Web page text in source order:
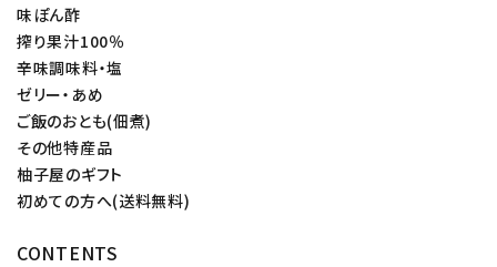
味ぽん酢
搾り果汁100％
辛味調味料・塩
ゼリー・あめ
ご飯のおとも(佃煮)
その他特産品
柚子屋のギフト
初めての方へ(送料無料)
CONTENTS